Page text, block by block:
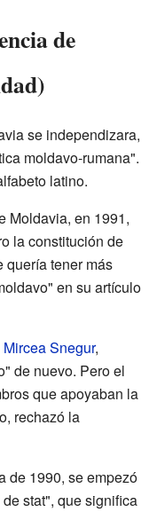
de
se independizara,
moldavo-rumana".
latino.
Moldavia, en 1991,
la constitución de
quería tener más
en su artículo
Mircea Snegur,
de nuevo. Pero el
que apoyaban la
rechazó la
de 1990, se empezó
stat", que significa